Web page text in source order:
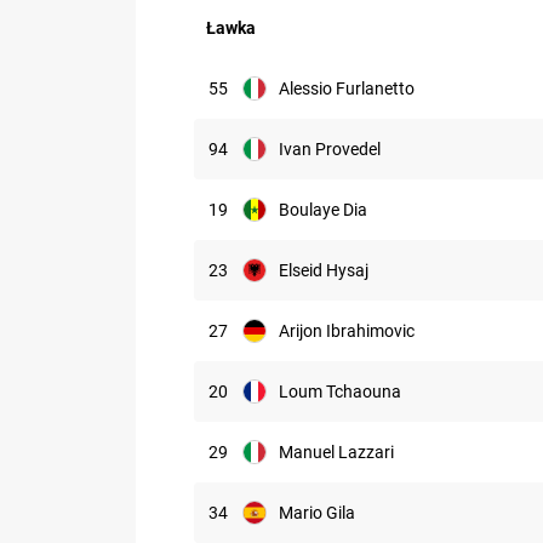
Ławka
55 Alessio Furlanetto
94 Ivan Provedel
19 Boulaye Dia
23 Elseid Hysaj
27 Arijon Ibrahimovic
20 Loum Tchaouna
29 Manuel Lazzari
34 Mario Gila